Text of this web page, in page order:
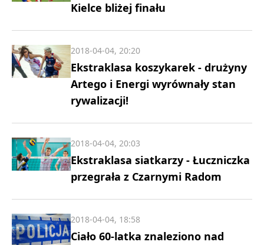
Kielce bliżej finału
Ekstraklasa koszykarek - drużyny
Artego i Energi wyrównały stan
rywalizacji!
2018-04-04, 20:20
Ekstraklasa siatkarzy - Łuczniczka
przegrała z Czarnymi Radom
2018-04-04, 20:03
Ciało 60-latka znaleziono nad
2018-04-04, 18:58